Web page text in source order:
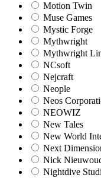
Motion Twin
Muse Games
Mystic Forge
Mythwright
Mythwright
NCsoft
Nejcraft
Neople
Neos
NEOWIZ
New Tales
New World
Next
Nick
Nightdive